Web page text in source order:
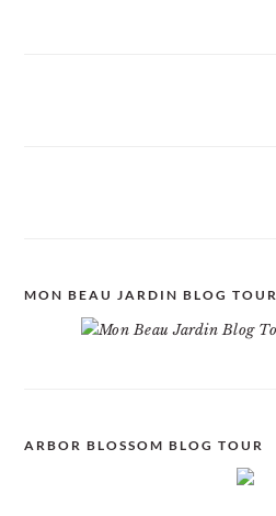
MON BEAU JARDIN BLOG TOUR
ARBOR BLOSSOM BLOG TOUR